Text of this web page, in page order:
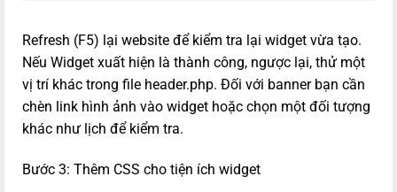
Refresh (F5) lại website để kiểm tra lại widget vừa tạo.
Nếu Widget xuất hiện là thành công, ngược lại, thử một
vị trí khác trong file header.php. Đối với banner bạn cần
chèn link hình ảnh vào widget hoặc chọn một đối tượng
khác như lịch để kiểm tra.
Bước 3: Thêm CSS cho tiện ích widget